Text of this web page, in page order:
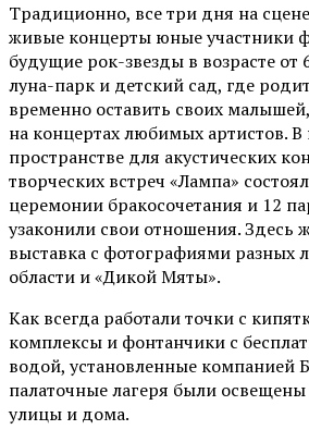
Традиционно, все три дня на сцене
живые концерты юные участники
будущие рок-звезды в возрасте от
луна-парк и детский сад, где
временно оставить своих
на концертах любимых артистов.
пространстве для акустических
творческих встреч «Лампа»
церемонии бракосочетания и 12
узаконили свои отношения. Здесь
выставка с фотографиями разных
области и «Дикой Мяты».
Как всегда работали точки с
комплексы и фонтанчики с
водой, установленные компанией
палаточные лагеря были
улицы и дома.